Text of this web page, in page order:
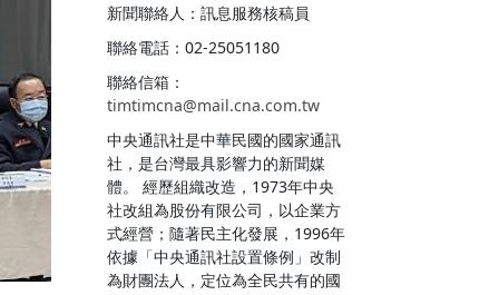
新聞聯絡人：訊息服務核稿員
聯絡電話：02-25051180
聯絡信箱：
timtimcna@mail.cna.com.tw
中央通訊社是中華民國的國家通訊
社，是台灣最具影響力的新聞媒
體。 經歷組織改造，1973年中央
社改組為股份有限公司，以企業方
式經營；隨著民主化發展，1996年
依據「中央通訊社設置條例」改制
為財團法人，定位為全民共有的國